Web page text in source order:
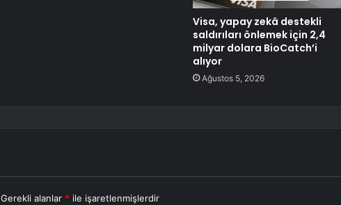
Visa, yapay zekâ destekli
saldırıları önlemek için 2,4
milyar dolara BioCatch’i
alıyor
Ağustos 5, 2026
Gerekli alanlar * ile işaretlenmişlerdir